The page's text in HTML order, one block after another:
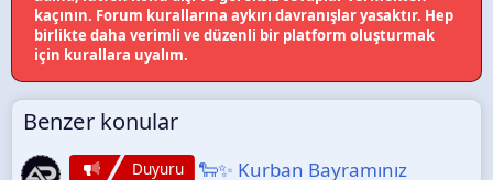
kaçının. Forum kurallarına aykırı davranışlar yasaktır. Hep
birlikte daha verimli ve düzenli bir platform oluşturmak
için kurallara uyalım.
Benzer konular
Duyuru
🐑✨ Kurban Bayramınız